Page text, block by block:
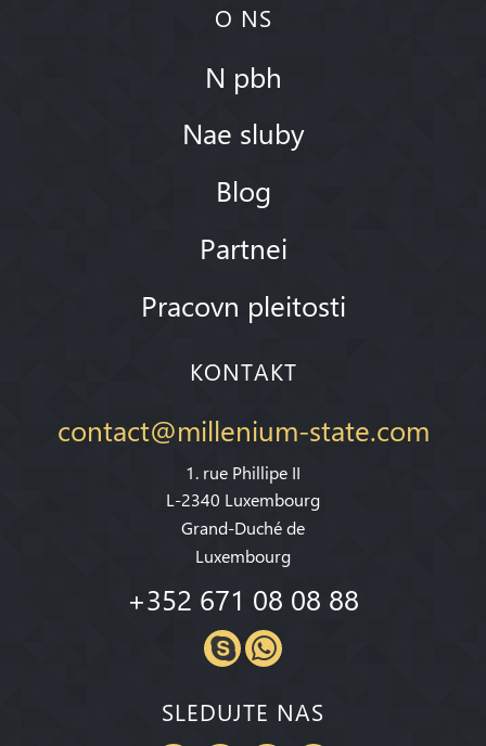
O NS
N pbh
Nae sluby
Blog
Partnei
Pracovn pleitosti
KONTAKT
contact@millenium-state.com
1. rue Phillipe II
L-2340 Luxembourg
Grand-Duché de
Luxembourg
+352 671 08 08 88
SLEDUJTE NAS